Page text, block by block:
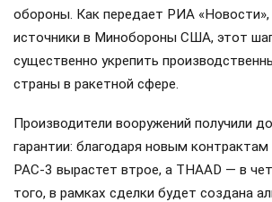
обороны. Как передает РИА «Новости»,
источники в Минобороны США, этот
существенно укрепить
страны в ракетной сфере.
Производители вооружений получили
гарантии: благодаря новым
PAC-3 вырастет втрое, а THAAD — в
того, в рамках сделки будет создана